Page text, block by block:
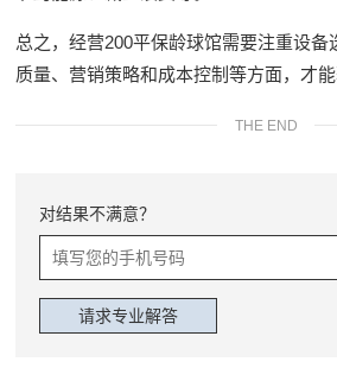
总之，经营200平保龄球馆需要注重设备
质量、营销策略和成本控制等方面，才
THE END
对结果不满意？